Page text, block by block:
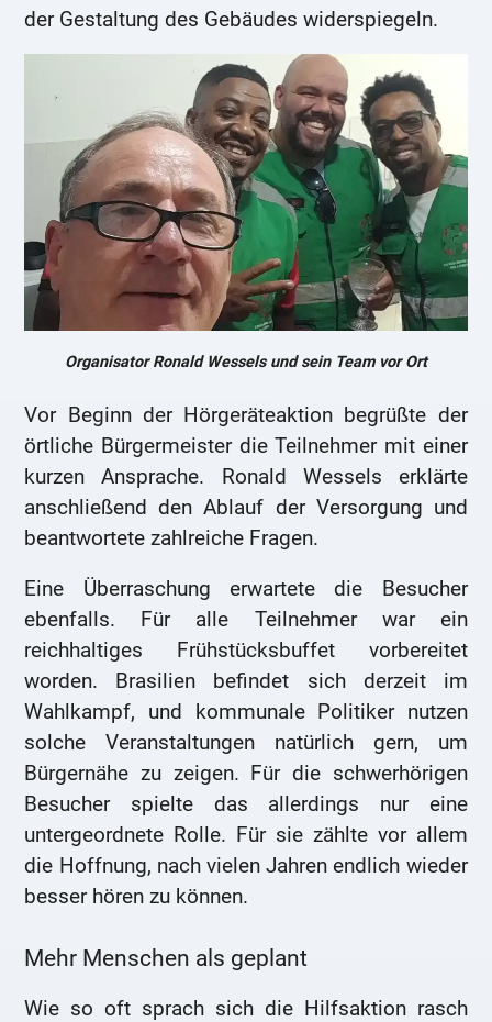
der Gestaltung des Gebäudes widerspiegeln.
Organisator Ronald Wessels und sein Team vor Ort
Vor Beginn der Hörgeräteaktion begrüßte der
örtliche Bürgermeister die Teilnehmer mit einer
kurzen Ansprache. Ronald Wessels erklärte
anschließend den Ablauf der Versorgung und
beantwortete zahlreiche Fragen.
Eine Überraschung erwartete die Besucher
ebenfalls. Für alle Teilnehmer war ein
reichhaltiges Frühstücksbuffet vorbereitet
worden. Brasilien befindet sich derzeit im
Wahlkampf, und kommunale Politiker nutzen
solche Veranstaltungen natürlich gern, um
Bürgernähe zu zeigen. Für die schwerhörigen
Besucher spielte das allerdings nur eine
untergeordnete Rolle. Für sie zählte vor allem
die Hoffnung, nach vielen Jahren endlich wieder
besser hören zu können.
Mehr Menschen als geplant
Wie so oft sprach sich die Hilfsaktion rasch